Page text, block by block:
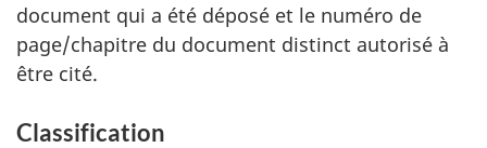
document qui a été déposé et le numéro de
page/chapitre du document distinct autorisé à
être cité.
Classification